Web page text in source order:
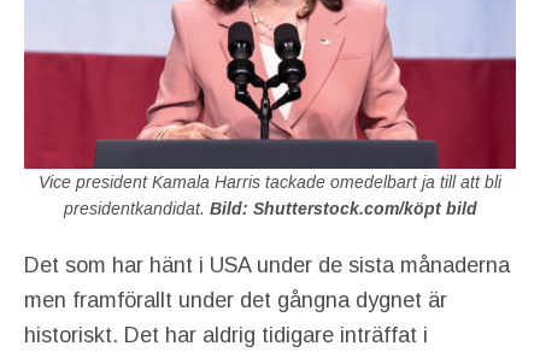
Vice president Kamala Harris tackade omedelbart ja till att bli
presidentkandidat. Bild: Shutterstock.com/köpt bild
Det som har hänt i USA under de sista månaderna
men framförallt under det gångna dygnet är
historiskt. Det har aldrig tidigare inträffat i